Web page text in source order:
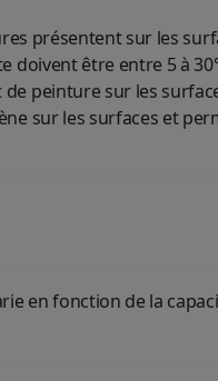
présentent sur les
être entre 5 à
peinture sur les
sur les surfaces et
en fonction de la